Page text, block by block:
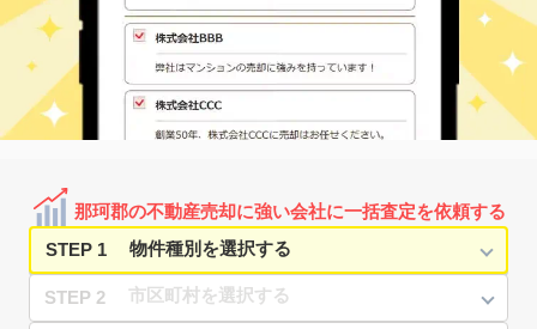
那珂郡の不動産売却に強い会社に一括査定を依頼する
STEP 1
STEP 2